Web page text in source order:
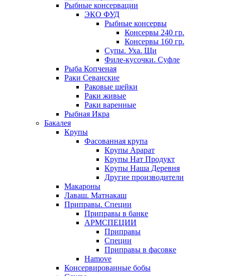
Рыбные консервации
ЭКО ФУД
Рыбные консервы
Консервы 240 гр.
Консервы 160 гр.
Супы. Уха. Щи
Филе-кусочки. Суфле
Рыба Копченая
Раки Севанские
Раковые шейки
Раки живые
Раки варенные
Рыбная Икра
Бакалея
Крупы
Фасованная крупа
Крупы Арарат
Крупы Нат Продукт
Крупы Наша Деревня
Другие производители
Макароны
Лаваш. Матнакаш
Приправы. Специи
Приправы в банке
АРМСПЕЦИИ
Приправы
Специи
Приправы в фасовке
Hamove
Консервированные бобы